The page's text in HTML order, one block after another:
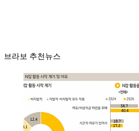
브라보 추천뉴스